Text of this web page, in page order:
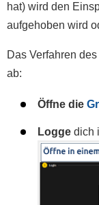
hat) wird den
aufgehoben wird
Das Verfahren
ab:
Öffne die
Logge dich